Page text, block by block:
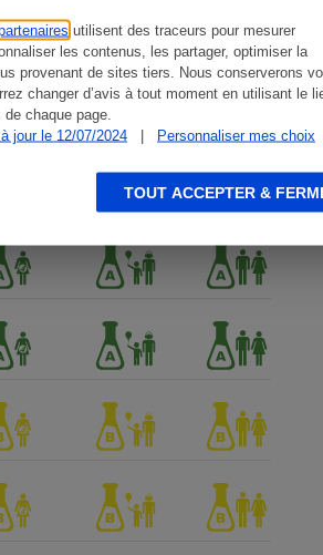
utilisent des traceurs pour mesurer
les contenus, les partager, optimiser la
provenant de sites tiers. Nous conserverons
changer d’avis à tout moment en utilisant le
chaque page.
jour le 12/07/2024
| Personnaliser mes choix
TOUT ACCEPTER &